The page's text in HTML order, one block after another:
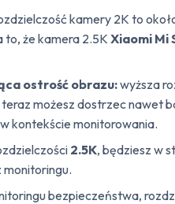
kamery 2K to
to, że kamera 2.5K Xiaomi Mi
ostrość obrazu:wyższa
teraz możesz dostrzec nawet
kontekście monitorowania.
2.5K, będziesz w
monitoringu.
bezpieczeństwa,